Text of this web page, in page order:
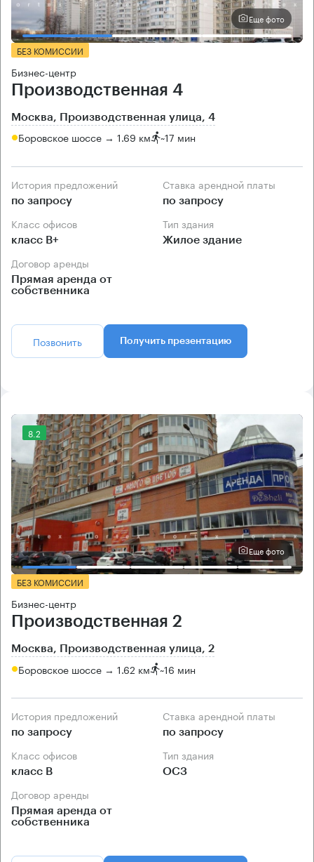
Еще фото
БЕЗ КОМИССИИ
Бизнес-центр
Производственная 4
Москва, Производственная улица, 4
Боровское шоссе → 1.69 км ~17 мин
История предложений
по запросу
Ставка арендной платы
по запросу
Класс офисов
класс B+
Тип здания
Жилое здание
Договор аренды
Прямая аренда от
собственника
Позвонить Получить презентацию
8.2
Еще фото
БЕЗ КОМИССИИ
Бизнес-центр
Производственная 2
Москва, Производственная улица, 2
Боровское шоссе → 1.62 км ~16 мин
История предложений
по запросу
Ставка арендной платы
по запросу
Класс офисов
класс B
Тип здания
ОСЗ
Договор аренды
Прямая аренда от
собственника